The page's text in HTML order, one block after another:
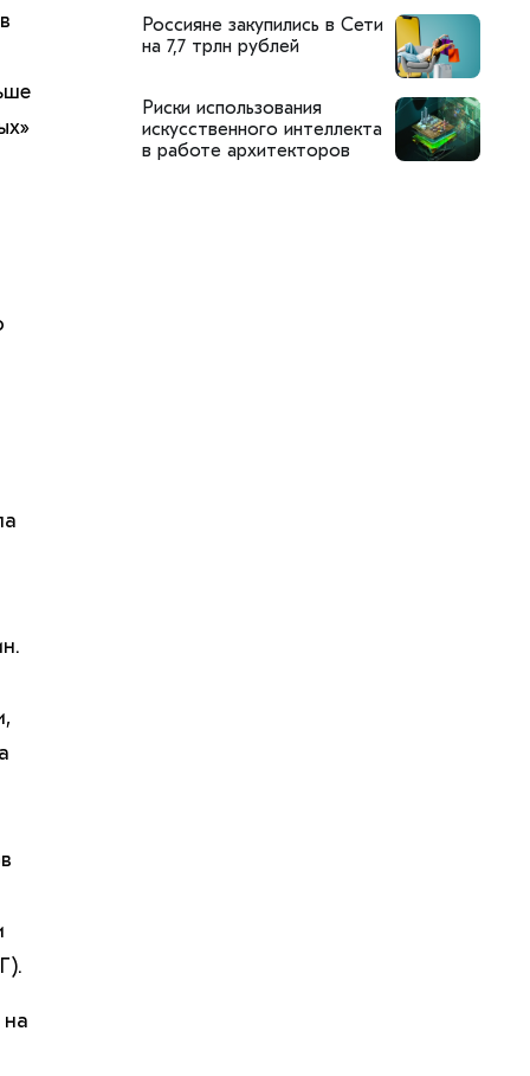
Россияне закупились в Сети
на 7,7 трлн рублей
Риски использования
искусственного интеллекта
в работе архитекторов